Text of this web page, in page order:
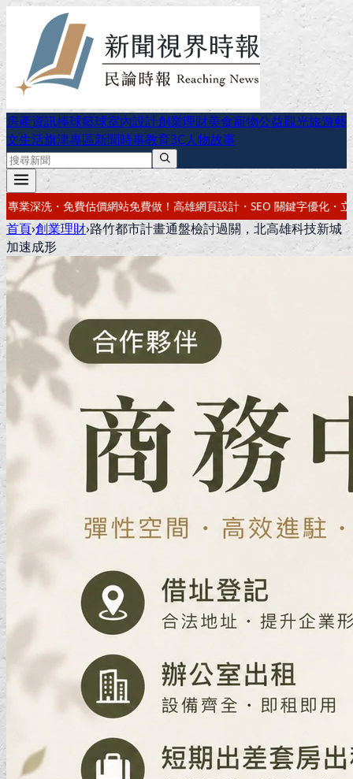
房產資訊棒球籃球室內設計創業理財美食寵物公益觀光旅遊藝
文生活旗津專區新聞時事教育3C人物故事
頁設計・SEO 關鍵字優化・立即來電 高雄室內設計｜老屋翻新
首頁›創業理財›路竹都市計畫通盤檢討過關，北高雄科技新城
加速成形